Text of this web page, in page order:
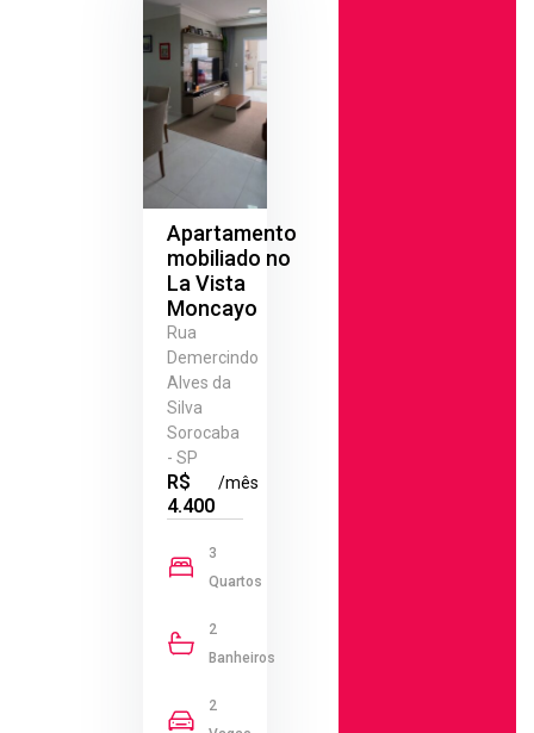
Apartamento
mobiliado no
La Vista
Moncayo
Rua
Demercindo
Alves da
Silva
Sorocaba
- SP
R$
4.400
/mês
3
Quartos
2
Banheiros
2